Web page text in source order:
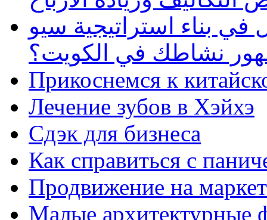
بناء استراتيجية سيو
نشاطك في الكويت؟
Прикоснемся к
Лечение зубов в Хэйхэ
Сдэк для бизнеса
Как справиться с
Продвижение на
Малые архитектурные